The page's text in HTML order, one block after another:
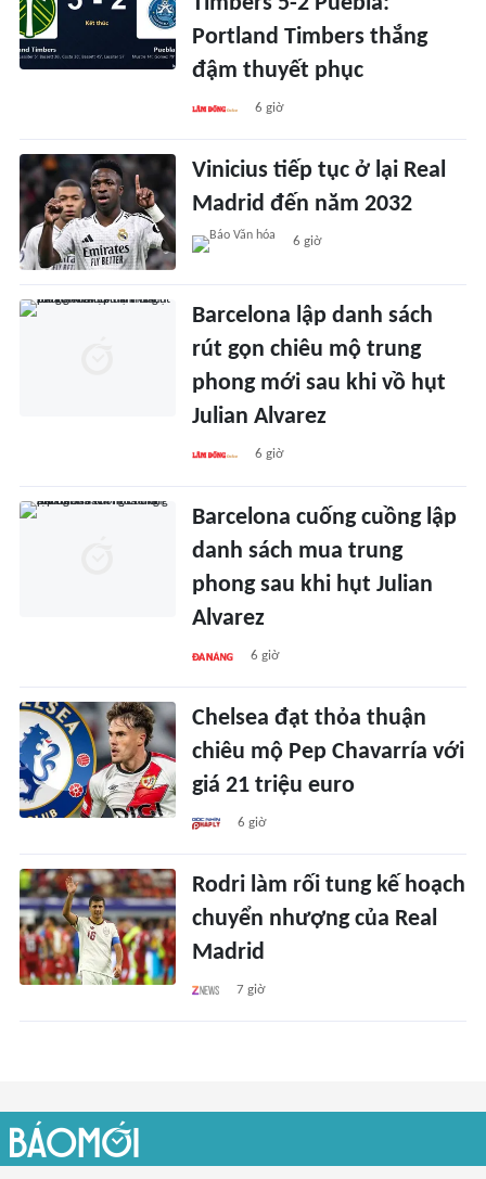
Portland Timbers thắng
đậm thuyết phục
6 giờ
Vinicius tiếp tục ở lại Real
Madrid đến năm 2032
6 giờ
Barcelona lập danh sách
rút gọn chiêu mộ trung
phong mới sau khi vồ hụt
Julian Alvarez
6 giờ
Barcelona cuống cuồng lập
danh sách mua trung
phong sau khi hụt Julian
Alvarez
6 giờ
Chelsea đạt thỏa thuận
chiêu mộ Pep Chavarría với
giá 21 triệu euro
6 giờ
Rodri làm rối tung kế hoạch
chuyển nhượng của Real
Madrid
7 giờ